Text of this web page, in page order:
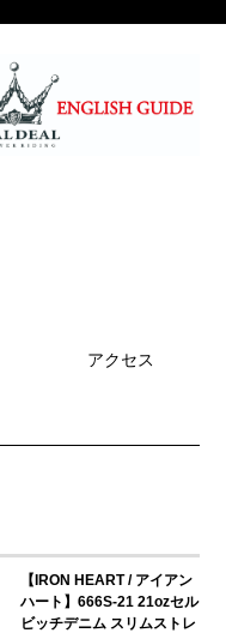
アクセス
【IRON HEART / アイアン
ハート】666S-21 21ozセル
ビッチデニム スリムストレ